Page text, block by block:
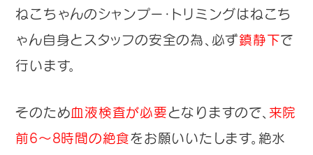
ねこちゃんのシャンプー・トリミングはねこち
ゃん自身とスタッフの安全の為、必ず鎮静下で
行います。
そのため血液検査が必要となりますので、 来院
前6～8時間の絶食をお願いいたします。絶水